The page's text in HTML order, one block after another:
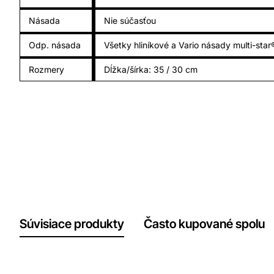
Násada Nie súčasťou
Odp. násada Všetky hliníkové a Vario násady multi-
Rozmery Dĺžka/šírka: 35 / 30 cm
Súvisiace produkty Často kupované spolu